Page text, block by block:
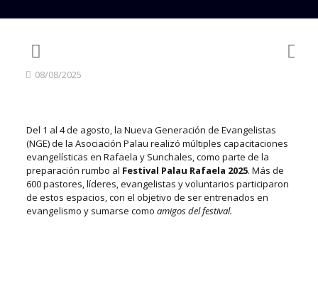
08/08/2025
Del 1 al 4 de agosto, la Nueva Generación de Evangelistas
(NGE) de la Asociación Palau realizó múltiples capacitaciones
evangelísticas en Rafaela y Sunchales, como parte de la
preparación rumbo al Festival Palau Rafaela 2025. Más de
600 pastores, líderes, evangelistas y voluntarios participaron
de estos espacios, con el objetivo de ser entrenados en
evangelismo y sumarse como amigos del festival.